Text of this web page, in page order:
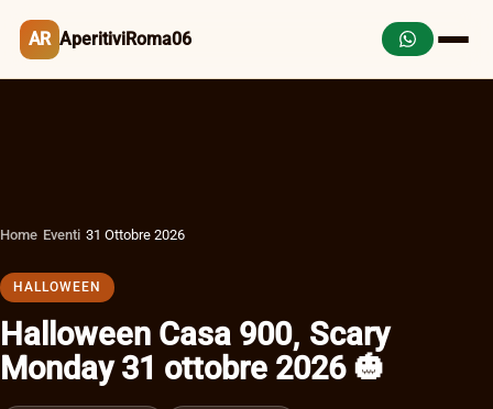
AR AperitiviRoma06
Home Eventi 31 Ottobre 2026
HALLOWEEN
Halloween Casa 900, Scary
Monday 31 ottobre 2026 🎃